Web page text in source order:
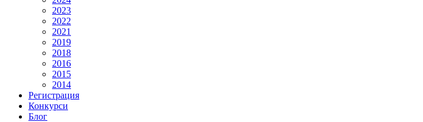
2023
2022
2021
2019
2018
2016
2015
2014
Регистрация
Конкурси
Блог